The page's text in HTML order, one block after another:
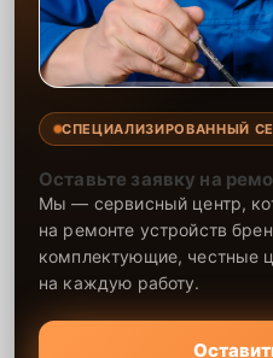
СПЕЦИАЛИЗИРОВАННЫЙ
Оставьте заявку на
Мы — сервисный центр,
на ремонте устройств
комплектующие, честные
на каждую работу.